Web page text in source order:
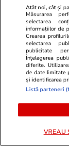
Lifestyle
Avionul
fără să
A350 a
kilometri I
Atât noi, cât și
Măsurarea
selectarea
informațiilor de
Crearea
selectarea
publicitate
Înțelegerea
diferite.
de date limitate
și identificarea
Listă parteneri
VREAU